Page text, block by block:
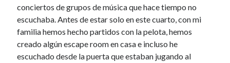
conciertos de grupos de música que hace tiempo no
escuchaba. Antes de estar solo en este cuarto, con mi
familia hemos hecho partidos con la pelota, hemos
creado algún escape room en casa e incluso he
escuchado desde la puerta que estaban jugando al